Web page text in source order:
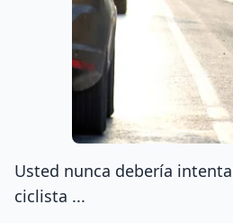
Usted nunca debería
ciclista ...